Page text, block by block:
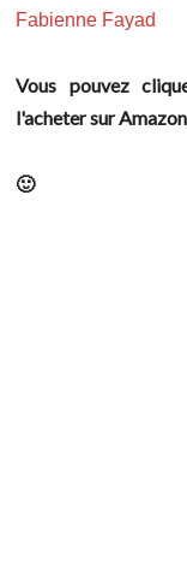
Fabienne Fayad
Vous pouvez
l'acheter sur
🙂